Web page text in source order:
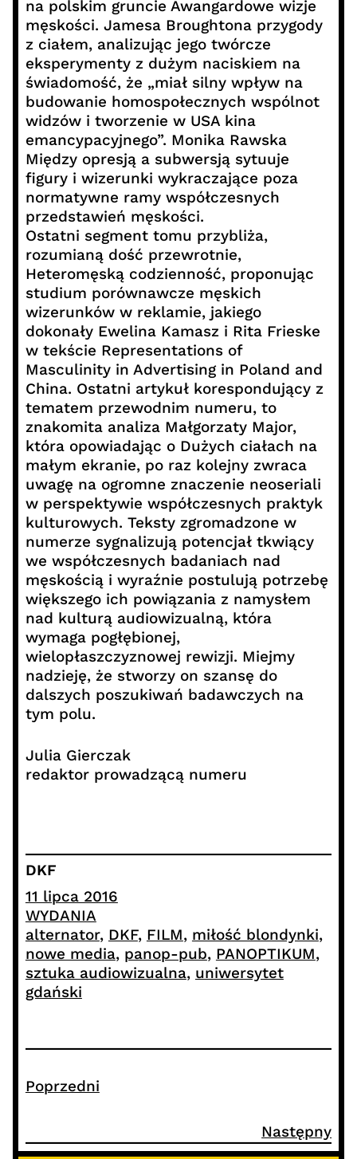
na polskim gruncie Awangardowe wizje
męskości. Jamesa Broughtona przygody
z ciałem, analizując jego twórcze
eksperymenty z dużym naciskiem na
świadomość, że „miał silny wpływ na
budowanie homospołecznych wspólnot
widzów i tworzenie w USA kina
emancypacyjnego”. Monika Rawska
Między opresją a subwersją sytuuje
figury i wizerunki wykraczające poza
normatywne ramy współczesnych
przedstawień męskości.
Ostatni segment tomu przybliża,
rozumianą dość przewrotnie,
Heteromęską codzienność, proponując
studium porównawcze męskich
wizerunków w reklamie, jakiego
dokonały Ewelina Kamasz i Rita Frieske
w tekście Representations of
Masculinity in Advertising in Poland and
China. Ostatni artykuł korespondujący z
tematem przewodnim numeru, to
znakomita analiza Małgorzaty Major,
która opowiadając o Dużych ciałach na
małym ekranie, po raz kolejny zwraca
uwagę na ogromne znaczenie neoseriali
w perspektywie współczesnych praktyk
kulturowych. Teksty zgromadzone w
numerze sygnalizują potencjał tkwiący
we współczesnych badaniach nad
męskością i wyraźnie postulują potrzebę
większego ich powiązania z namysłem
nad kulturą audiowizualną, która
wymaga pogłębionej,
wielopłaszczyznowej rewizji. Miejmy
nadzieję, że stworzy on szansę do
dalszych poszukiwań badawczych na
tym polu.
Julia Gierczak
redaktor prowadzącą numeru
DKF
11 lipca 2016
WYDANIA
alternator, DKF, FILM, miłość blondynki ,
nowe media, panop-pub, PANOPTIKUM ,
sztuka audiowizualna, uniwersytet
gdański
Poprzedni
Następny